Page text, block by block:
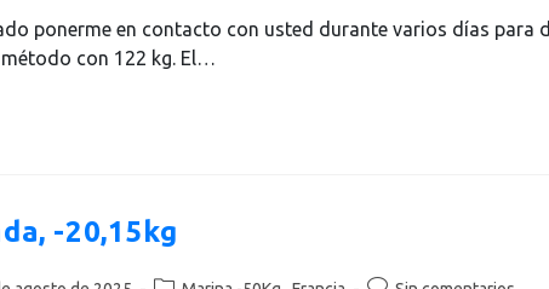
ponerme en contacto con usted durante varios días para
con 122 kg. El…
-20,15kg